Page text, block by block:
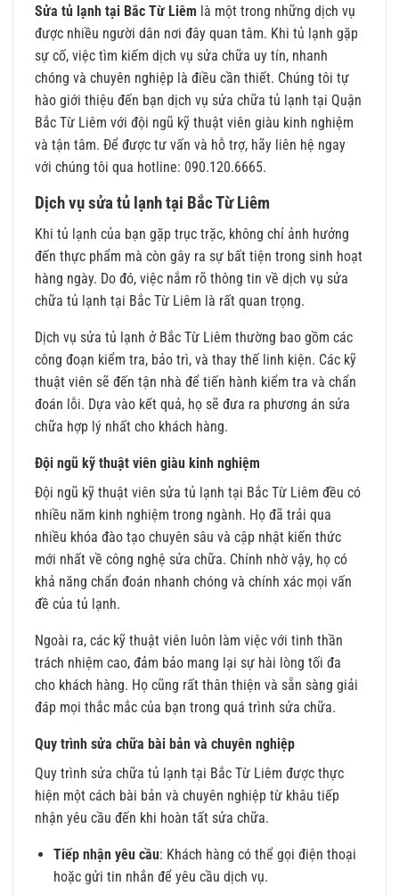
Sửa tủ lạnh tại Bắc Từ Liêm là một trong những dịch vụ
được nhiều người dân nơi đây quan tâm. Khi tủ lạnh gặp
sự cố, việc tìm kiếm dịch vụ sửa chữa uy tín, nhanh
chóng và chuyên nghiệp là điều cần thiết. Chúng tôi tự
hào giới thiệu đến bạn dịch vụ sửa chữa tủ lạnh tại Quận
Bắc Từ Liêm với đội ngũ kỹ thuật viên giàu kinh nghiệm
và tận tâm. Để được tư vấn và hỗ trợ, hãy liên hệ ngay
với chúng tôi qua hotline: 090.120.6665.
Dịch vụ sửa tủ lạnh tại Bắc Từ Liêm
Khi tủ lạnh của bạn gặp trục trặc, không chỉ ảnh hưởng
đến thực phẩm mà còn gây ra sự bất tiện trong sinh hoạt
hàng ngày. Do đó, việc nắm rõ thông tin về dịch vụ sửa
chữa tủ lạnh tại Bắc Từ Liêm là rất quan trọng.
Dịch vụ sửa tủ lạnh ở Bắc Từ Liêm thường bao gồm các
công đoạn kiểm tra, bảo trì, và thay thế linh kiện. Các kỹ
thuật viên sẽ đến tận nhà để tiến hành kiểm tra và chẩn
đoán lỗi. Dựa vào kết quả, họ sẽ đưa ra phương án sửa
chữa hợp lý nhất cho khách hàng.
Đội ngũ kỹ thuật viên giàu kinh nghiệm
Đội ngũ kỹ thuật viên sửa tủ lạnh tại Bắc Từ Liêm đều có
nhiều năm kinh nghiệm trong ngành. Họ đã trải qua
nhiều khóa đào tạo chuyên sâu và cập nhật kiến thức
mới nhất về công nghệ sửa chữa. Chính nhờ vậy, họ có
khả năng chẩn đoán nhanh chóng và chính xác mọi vấn
đề của tủ lạnh.
Ngoài ra, các kỹ thuật viên luôn làm việc với tinh thần
trách nhiệm cao, đảm bảo mang lại sự hài lòng tối đa
cho khách hàng. Họ cũng rất thân thiện và sẵn sàng giải
đáp mọi thắc mắc của bạn trong quá trình sửa chữa.
Quy trình sửa chữa bài bản và chuyên nghiệp
Quy trình sửa chữa tủ lạnh tại Bắc Từ Liêm được thực
hiện một cách bài bản và chuyên nghiệp từ khâu tiếp
nhận yêu cầu đến khi hoàn tất sửa chữa.
Tiếp nhận yêu cầu: Khách hàng có thể gọi điện thoại
hoặc gửi tin nhắn để yêu cầu dịch vụ.